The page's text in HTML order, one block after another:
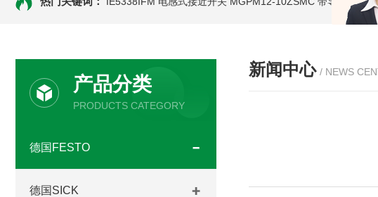
产品分类
PRODUCTS CATEGORY
德国FESTO
德国SICK
新闻中心 / NEWS